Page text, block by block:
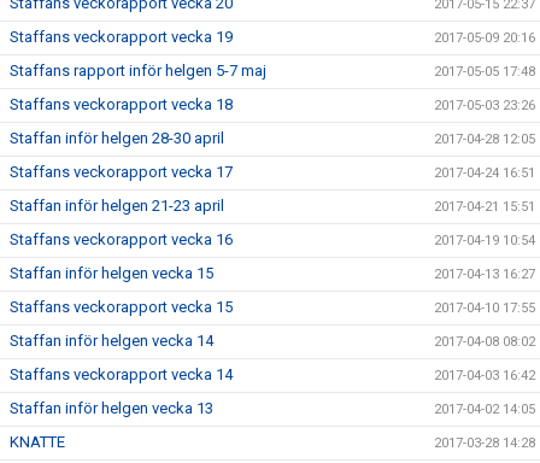
2017-05-15 22:37
Staffans veckorapport vecka 19 2017-05-09 20:16
Staffans rapport inför helgen 5-7 maj 2017-05-05 17:48
Staffans veckorapport vecka 18 2017-05-03 23:26
Staffan inför helgen 28-30 april 2017-04-28 12:05
Staffans veckorapport vecka 17 2017-04-24 16:51
Staffan inför helgen 21-23 april 2017-04-21 15:51
Staffans veckorapport vecka 16 2017-04-19 10:54
Staffan inför helgen vecka 15 2017-04-13 16:27
Staffans veckorapport vecka 15 2017-04-10 17:55
Staffan inför helgen vecka 14 2017-04-08 08:02
Staffans veckorapport vecka 14 2017-04-03 16:42
Staffan inför helgen vecka 13 2017-04-02 14:05
KNATTE 2017-03-28 14:28